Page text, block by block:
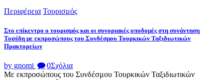
Περιφέρεια Τουρισμός
Στο επίκεντρο ο τουρισμός και οι συνοριακές υποδομές στη συνάντηση
Τοψίδη με εκπροσώπους του Συνδέσμου Τουρκικών Ταξιδιωτικών
Πρακτορείων
by gnomi 0Σχόλια
Με εκπροσώπους του Συνδέσμου Τουρκικών Ταξιδιωτικών